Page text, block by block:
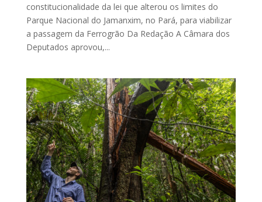
constitucionalidade da lei que alterou os limites do
Parque Nacional do Jamanxim, no Pará, para viabilizar
a passagem da Ferrogrão Da Redação A Câmara dos
Deputados aprovou,...